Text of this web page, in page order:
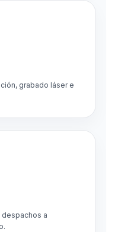
grabado láser e
despachos a